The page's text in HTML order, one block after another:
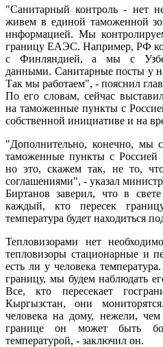
"Санитарный контроль - нет
живем в единой таможенной
информацией. Мы
границу ЕАЭС. Например, РФ
с Финляндией, а мы с
данными. Санитарные посты у
Так мы работаем", - пояснил
По его словам, сейчас
на таможенные пункты с
собственной инициативе и на
"Дополнительно, конечно, мы
таможенные пункты с Россией
но это, скажем так, не то,
соглашениями", - указал
Биртанов заверил, что в
каждый, кто пересек
температура будет находиться
Тепловизорами нет
тепловизоры стационарные и
есть ли у человека
границу, мы будем наблюдать
Все, кто пересекает
Кыргызстан, они
человека на дому, нежели,
границе он может быть
температурой, - заключил он.